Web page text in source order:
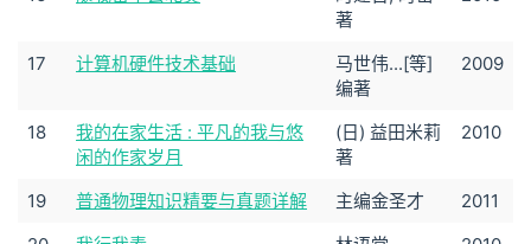
著
17 计算机硬件技术基础
马世伟...[等]
编著
2009
18
我的在家生活 : 平凡的我与悠
闲的作家岁月
(日) 益田米莉
著
2010
19 普通物理知识精要与真题详解 主编金圣才
2011